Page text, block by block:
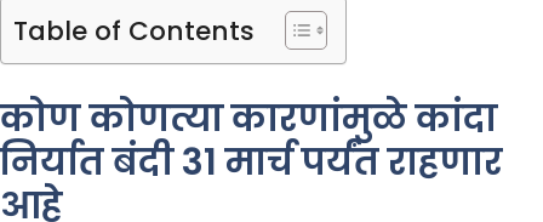
Table of Contents
कोण कोणत्या कारणांमुळे कांदा
निर्यात बंदी 31 मार्च पर्यंत राहणार
आहे